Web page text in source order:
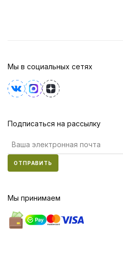
Мы в социальных сетях
Подписаться на рассылку
ОТПРАВИТЬ
Мы принимаем